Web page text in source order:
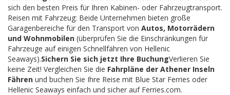
sich den besten Preis für Ihren Kabinen- oder Fahrzeugtransport.
Reisen mit Fahrzeug: Beide Unternehmen bieten große
Garagenbereiche für den Transport von Autos, Motorrädern
und Wohnmobilen (überprüfen Sie die Einschränkungen für
Fahrzeuge auf einigen Schnellfähren von Hellenic
Seaways).Sichern Sie sich jetzt Ihre BuchungVerlieren Sie
keine Zeit! Vergleichen Sie die Fahrpläne der Athener Inseln
Fähren und buchen Sie Ihre Reise mit Blue Star Ferries oder
Hellenic Seaways einfach und sicher auf Ferries.com.